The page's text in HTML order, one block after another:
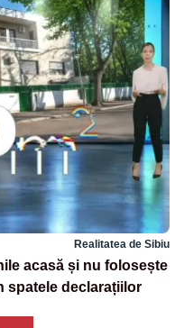
Realitatea de Sibiu
acasă și nu folosește
spatele declarațiilor